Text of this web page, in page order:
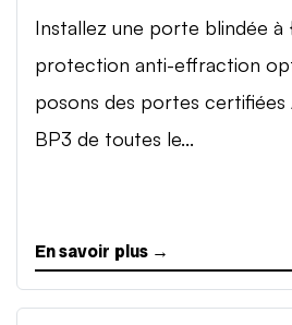
Installez une porte blindée à
protection anti-effraction
posons des portes certifiées
BP3 de toutes le...
En savoir plus →